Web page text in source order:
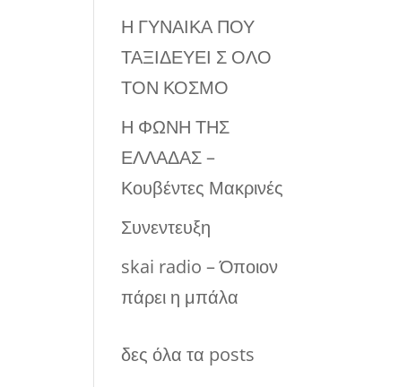
Η ΓΥΝΑΙΚΑ ΠΟΥ
ΤΑΞΙΔΕΥΕΙ Σ ΟΛΟ
ΤΟΝ ΚΟΣΜΟ
Η ΦΩΝΗ ΤΗΣ
ΕΛΛΑΔΑΣ –
Κουβέντες Μακρινές
Συνεντευξη
skai radio – Όποιον
πάρει η μπάλα
δες όλα τα posts